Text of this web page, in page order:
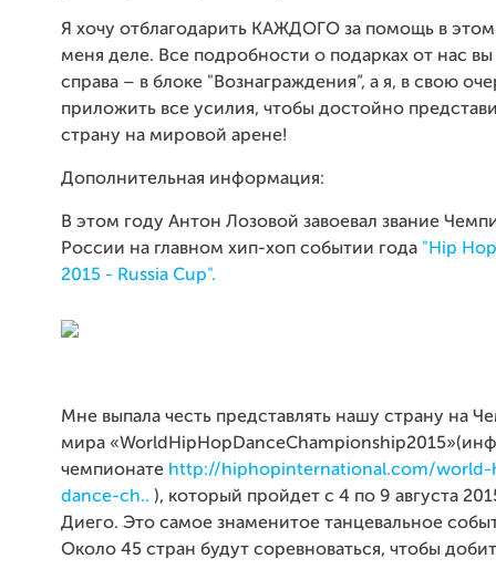
Я хочу отблагодарить КАЖДОГО за помощь в
меня деле. Все подробности о подарках от нас
справа – в блоке "Вознаграждения”, а я, в свою
приложить все усилия, чтобы достойно
страну на мировой арене!
Дополнительная информация:
В этом году Антон Лозовой завоевал звание
России на главном хип-хоп событии года "Hip
2015 - Russia Cup".
Мне выпала честь представлять нашу страну на
мира
чемпионате http://hiphopinternational.com/
dance-ch.. ), который пройдет с 4 по 9 августа
Диего. Это самое знаменитое танцевальное
Около 45 стран будут соревноваться, чтобы